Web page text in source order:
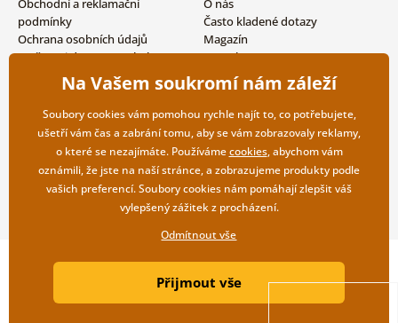
Obchodní a reklamační
podmínky
Ochrana osobních údajů
Možnosti dopravy a platby
Vrácení zboží
O nás
Často kladené dotazy
Magazín
Kontakty
Velkoobchodní spolupráce
Copyright ©2019 © Dovido.cz.
Litvanyi.sk| E-shop vytvořila
Na Vašem soukromí nám záleží
Soubory cookies vám pomohou rychle najít to, co potřebujete,
ušetří vám čas a zabrání tomu, aby se vám zobrazovaly reklamy,
o které se nezajímáte. Používámecookies, abychom vám
oznámili, že jste na naší stránce, a zobrazujeme produkty podle
vašich preferencí. Soubory cookies nám pomáhají zlepšit váš
vylepšený zážitek z procházení.
Odmítnout vše
Přijmout vše